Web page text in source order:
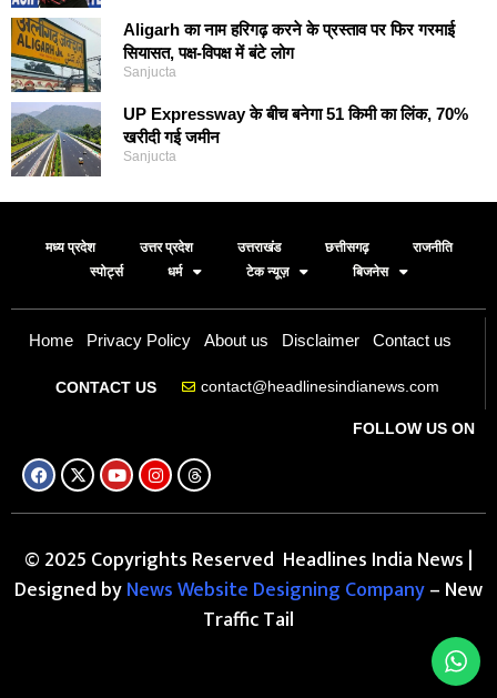
Aligarh का नाम हरिगढ़ करने के प्रस्ताव पर फिर गरमाई
सियासत, पक्ष-विपक्ष में बंटे लोग
Sanjucta
UP Expressway के बीच बनेगा 51 किमी का लिंक, 70%
खरीदी गई जमीन
Sanjucta
मध्य प्रदेश उत्तर प्रदेश उत्तराखंड छत्तीसगढ़
राजनीति
स्पोर्ट्स
धर्म टेक न्यूज़ बिजनेस
Home Privacy Policy About us Disclaimer Contact us
CONTACT US contact@headlinesindianews.com
FOLLOW US ON
© 2025 Copyrights Reserved Headlines India News |
Designed byNews Website Designing Company– New
Traffic Tail